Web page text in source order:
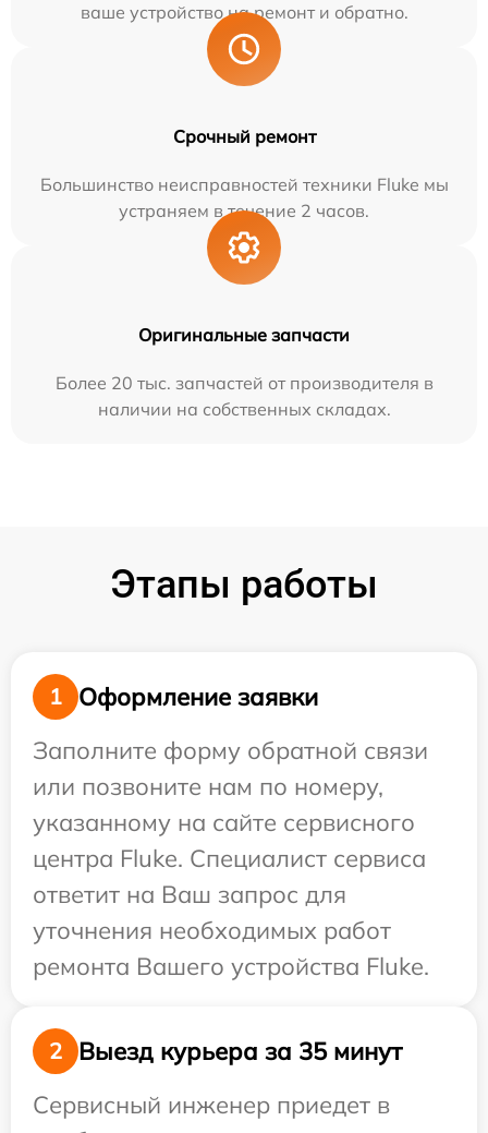
ваше устройство на ремонт и обратно.
Срочный ремонт
Большинство неисправностей техники Fluke мы
устраняем в течение 2 часов.
Оригинальные запчасти
Более 20 тыс. запчастей от производителя в
наличии на собственных складах.
Этапы работы
1
Оформление заявки
Заполните форму обратной связи
или позвоните нам по номеру,
указанному на сайте сервисного
центра Fluke. Специалист сервиса
ответит на Ваш запрос для
уточнения необходимых работ
ремонта Вашего устройства Fluke.
2
Выезд курьера за 35 минут
Сервисный инженер приедет в